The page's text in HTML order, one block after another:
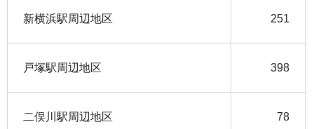
新横浜駅周辺地区 251
戸塚駅周辺地区 398
二俣川駅周辺地区 78